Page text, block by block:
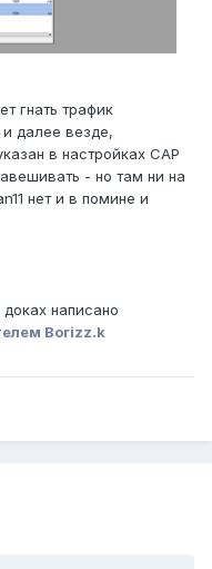
гнать трафик
далее везде,
в настройках CAP
- но там ни на
нет и в помине и
написано
Borizz.k